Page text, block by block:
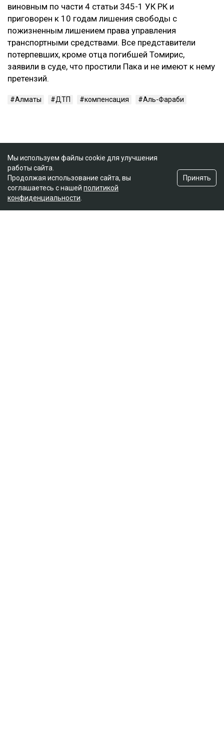
виновным по части 4 статьи 345-1 УК РК и
приговорен к 10 годам лишения свободы с
пожизненным лишением права управления
транспортными средствами. Все представители
потерпевших, кроме отца погибшей Томирис,
заявили в суде, что простили Пака и не имеют к нему
претензий.
Алматы ДТП компенсация Аль-Фараби
Мы используем файлы cookie для улучшения
работы сайта.
Продолжая использование сайта, вы
соглашаетесь с нашей политикой
конфиденциальности
Принять